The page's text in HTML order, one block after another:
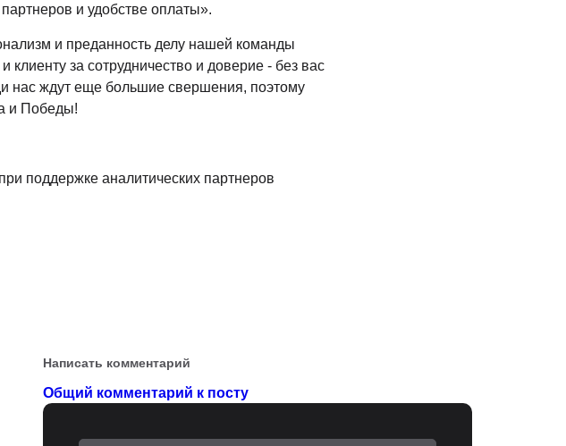
и удобстве оплаты».
и преданность делу нашей команды
за сотрудничество и доверие - без вас
нас ждут еще большие свершения, поэтому
и Победы!
поддержке аналитических партнеров
Написать комментарий
Общий комментарий к посту